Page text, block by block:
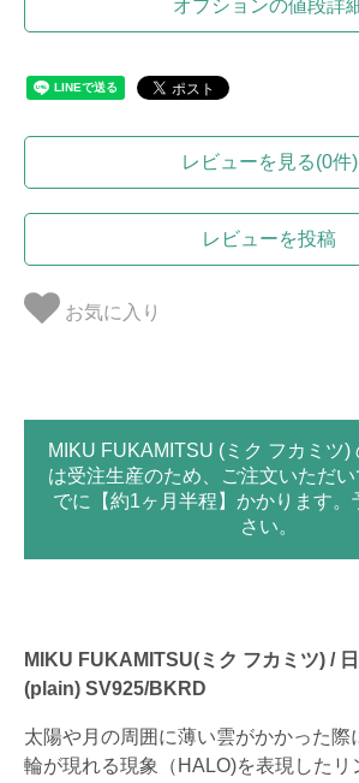
オプションの値段詳
レビューを見る(0件)
レビューを投稿
お気に入り
MIKU FUKAMITSU (ミク フカミツ)
は受注生産のため、ご注文いただい
でに【約1ヶ月半程】かかります。
さい。
MIKU FUKAMITSU(ミク フカミツ) /
(plain) SV925/BKRD
太陽や月の周囲に薄い雲がかかった際
輪が現れる現象（HALO)を表現したリ